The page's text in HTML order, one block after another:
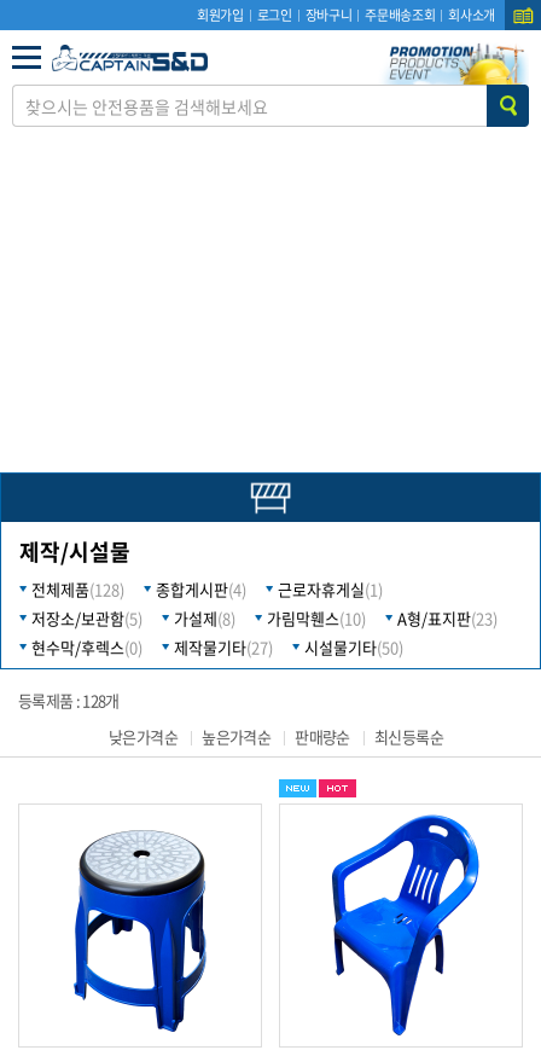
회원가입 로그인 장바구니 주문배송조회 회사소개
제작/시설물
전체제품(128) 종합게시판(4) 근로자휴게실(1)
저장소/보관함(5) 가설제(8) 가림막휀스(10) A형/표지판(23)
현수막/후렉스(0) 제작물기타(27) 시설물기타(50)
등록제품 : 128개
낮은가격순
높은가격순 판매량순 최신등록순